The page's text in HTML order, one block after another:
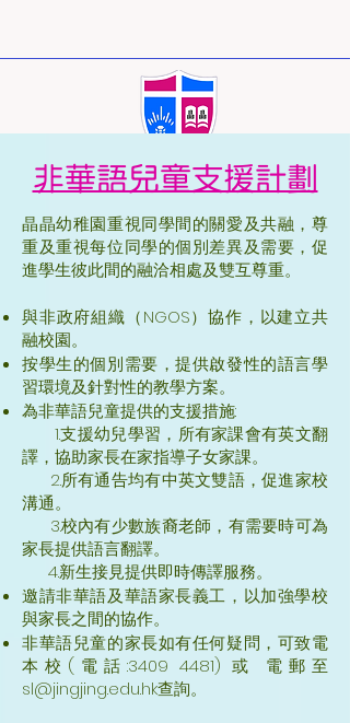
非華語兒童支援計劃
晶晶幼稚園重視同學間的關愛及共融，尊
重及重視每位同學的個別差異及需要，促
進學生彼此間的融洽相處及雙互尊重。
與非政府組織（NGOS）協作，以建立共
融校園。
按學生的個別需要，提供啟發性的語言學
習環境及針對性的教學方案。
為非華語兒童提供的支援措施:
1.支援幼兒學習，所有家課會有英文翻
譯，協助家長在家指導子女家課。
2.所有通告均有中英文雙語，促進家校
溝通。
3.校內有少數族裔老師，有需要時可為
家長提供語言翻譯。
4.新生接見提供即時傳譯服務。
邀請非華語及華語家長義工，以加強學校
與家長之間的協作。
非華語兒童的家長如有任何疑問，可致電
本校(電話:3409 4481) 或 電郵至
sl@jingjing.edu.hk查詢。